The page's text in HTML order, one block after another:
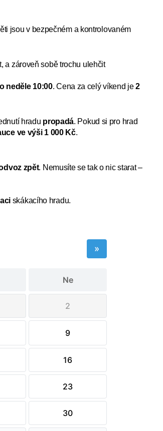
jsou v bezpečném a kontrolovaném
a zároveň sobě trochu ulehčit
neděle 10:00. Cena za celý víkend je2
hradu propadá. Pokud si pro hrad
ve výši 1 000 Kč.
zpět. Nemusíte se tak o nic starat –
skákacího hradu.
»
Ne
2
9
16
23
30